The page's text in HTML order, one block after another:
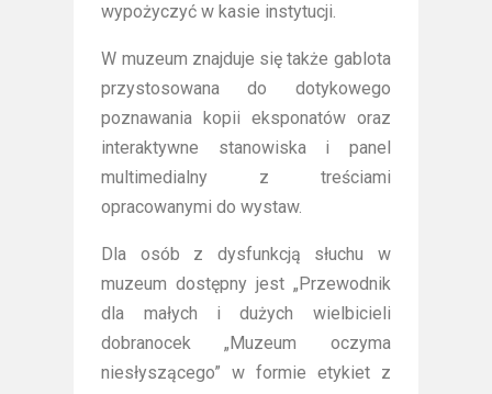
wypożyczyć w kasie instytucji.
W muzeum znajduje się także gablota
przystosowana do dotykowego
poznawania kopii eksponatów oraz
interaktywne stanowiska i panel
multimedialny z treściami
opracowanymi do wystaw.
Dla osób z dysfunkcją słuchu w
muzeum dostępny jest „Przewodnik
dla małych i dużych wielbicieli
dobranocek „Muzeum oczyma
niesłyszącego” w formie etykiet z